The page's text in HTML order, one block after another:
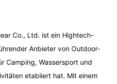
Co., Ltd. ist ein Hightech-
Anbieter von Outdoor-
Camping, Wassersport und
etabliert hat. Mit einem